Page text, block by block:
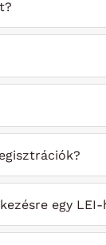
egy LEI-